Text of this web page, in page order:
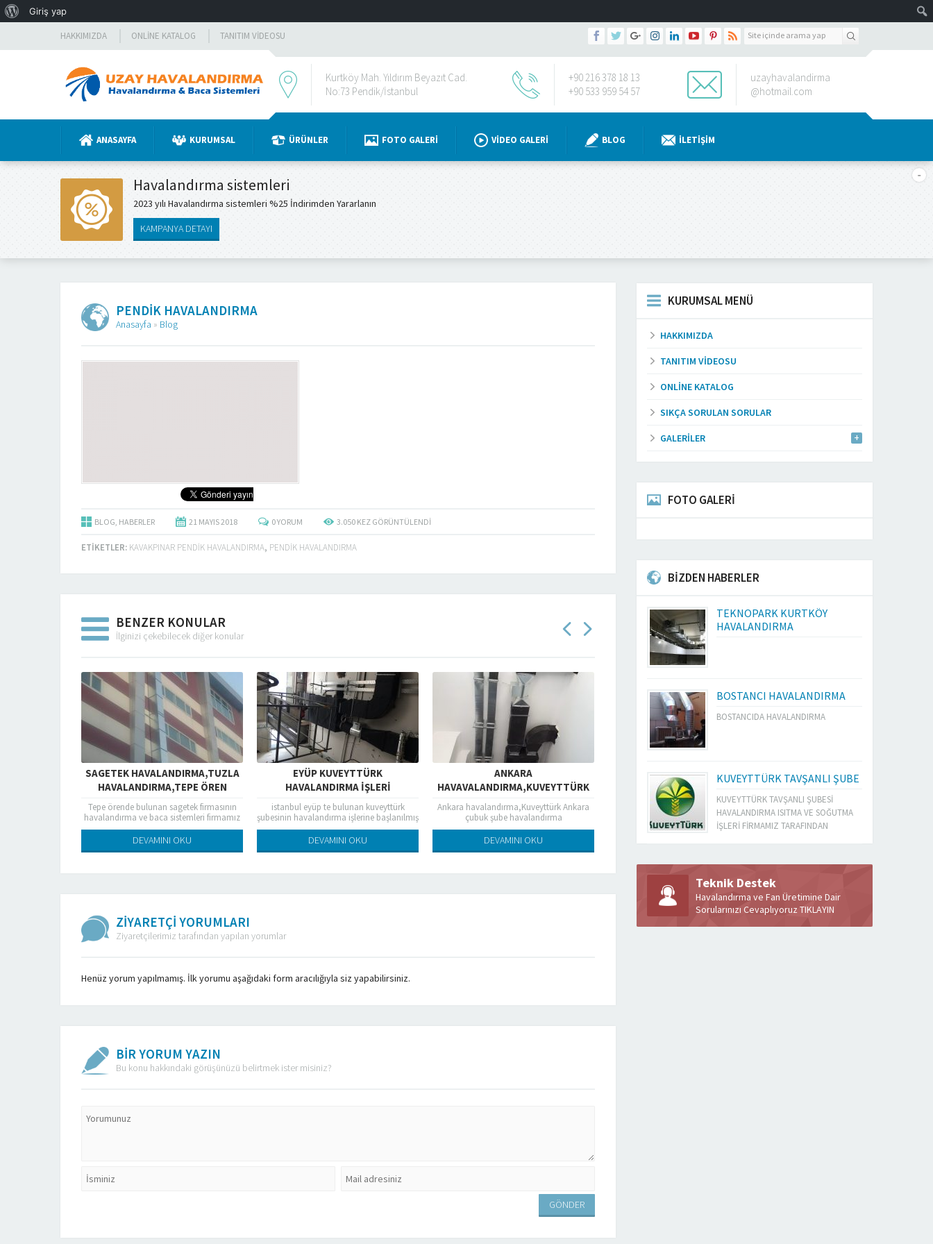
HAKKIMIZDA ONLINE KATALOG TANITIM VIDEOSU
Kurtköy Mah. Yıldırım Beyazıt Cad.
No:73 Pendik/İstanbul
+90 216 378 18 13
+90 533 959 54 57
uzayhavalandirma
@hotmail.com
ANASAYFA KURUMSAL ÜRÜNLER FOTO GALERI VIDEO GALERI BLOG İLETIŞIM
Havalandırma sistemleri
2023 yılı Havalandırma sistemleri %25 İndirimden Yararlanın
KAMPANYA DETAYI
PENDIK HAVALANDIRMA
Anasayfa » Blog
BLOG, HABERLER 21 MAYIS2018 0YORUM 3.050 KEZ GÖRÜNTÜLENDI
ETIKETLER: KAVAKPINAR PENDİK HAVALANDIRMA, PENDIK HAVALANDIRMA
BENZER KONULAR
İlginizi çekebilecek diğer konular
HAVALANDIRMA,TUZLA
ÖREN
bulunan sagetek firmasının
ve baca sistemleri firmamız
tamamlanmıştır
EYÜP KUVEYTTÜRK
HAVALANDIRMA IŞLERI
istanbul eyüp te bulunan kuveyttürk
şubesinin havalandırma işlerine başlanılmış
ve devam etmektedir
DEVAMINI OKU
ANKARA
HAVAVALANDIRMA,KUVEYTTÜRK
ANKARA ÇUBUK ŞUBE
HAVALANDIRMA
Ankara havalandırma,Kuveyttürk Ankara
çubuk şube havalandırma
DEVAMINI OKU
SPİRO KANAL SATIŞI
SPİRO HAVAKANALI SATIŞI
DEVAMINI OKU
ADANALI KEBAPÇI HAVALANDIRMA
adanalı kebapçı havalandırma
ZİYARETÇİ YORUMLARI
Ziyaretçilerimiz tarafından yapılan yorumlar
Henüz yorum yapılmamış. İlk yorumu aşağıdaki form aracılığıyla siz yapabilirsiniz.
BİR YORUM YAZIN
Bu konu hakkındaki görüşünüzü belirtmek ister misiniz?
KURUMSAL MENÜ
HAKKIMIZDA
TANITIM VIDEOSU
ONLINE KATALOG
SIKÇA SORULAN SORULAR
GALERILER
FOTO GALERİ
BİZDEN HABERLER
TEKNOPARK KURTKÖY
HAVALANDIRMA
BOSTANCI HAVALANDIRMA
BOSTANCIDA HAVALANDIRMA
KUVEYTTÜRK TAVŞANLI ŞUBE
KUVEYTTÜRK TAVŞANLI ŞUBESİ
HAVALANDIRMA ISITMA VE SOĞUTMA
İŞLERİ FİRMAMIZ TARAFINDAN
Teknik Destek
Havalandırma ve Fan Üretimine Dair
Sorularınızı Cevaplıyoruz TIKLAYIN
WordPress
Giriş yap